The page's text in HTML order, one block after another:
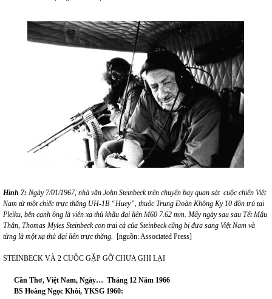
Hình 7: Ngày 7/01/1967, nhà văn John Steinbecktrên chuyến bayquan sát cuộc chiến Việt
Nam từ mộtchiếctrực thăng UH-1B “Huey”, thuộc Trung Đoàn Không Kỵ 10 đồn trú tại
Pleiku, bên cạnh ông là viên xạ thủ khẩu đại liên M60 7.62 mm. Mấy ngày sau sau Tết Mậu
Thân, Thomas Myles Steinbeck con trai cả của Steinbeck cũng bị đưa sang Việt Nam và
từng là một xạ thủ đại liên trực thăng. [nguồn: Associated Press]
STEINBECK VÀ 2 CUỘC GẶP GỠ CHƯA GHI LẠI
Cần Thơ, Việt Nam, Ngày… Tháng 12 Năm 1966
BS Hoàng Ngọc Khôi, YKSG 1960: